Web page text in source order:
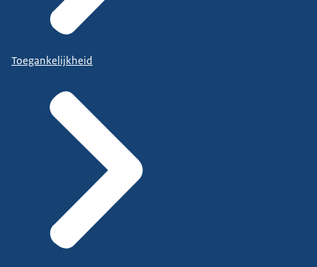
Toegankelijkheid